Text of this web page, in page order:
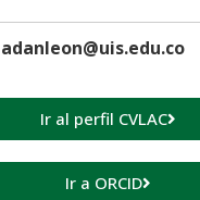
adanleon@uis.edu.co
Ir al perfil CVLAC
Ir a ORCID